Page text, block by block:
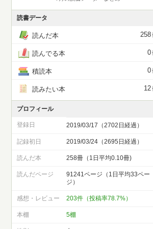
読書データ
読んだ本 258
読んでる本 0
積読本 0
読みたい本 12
プロフィール
登録日 2019/03/17（2702日経過）
記録初日 2019/03/24（2695日経過）
読んだ本 258冊（1日平均0.10冊)
読んだページ
91241ページ（1日平均33ペー
ジ）
感想・レビュー 203件（投稿率78.7%）
本棚 5棚